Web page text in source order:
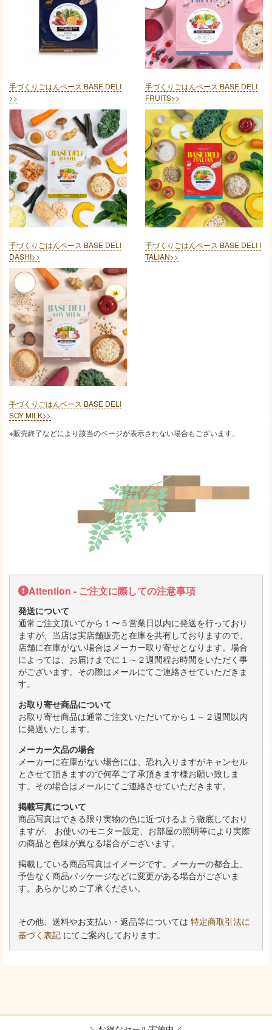
手づくりごはんベース BASE DELI
>>
手づくりごはんベース BASE DELI
FRUITS>>
手づくりごはんベース BASE DELI
DASHI>>
手づくりごはんベース BASE DELI I
TALIAN>>
手づくりごはんベース BASE DELI
SOY MILK>>
※販売終了などにより該当のページが表示されない場合もございます。
Attention - ご注文に際しての注意事項
発送について
通常ご注文頂いてから１〜５営業日以内に発送を行っており
ますが、当店は実店舗販売と在庫を共有しておりますので、
店舗に在庫がない場合はメーカー取り寄せとなります。場合
によっては、お届けまでに１～２週間程お時間をいただく事
がございます。その際はメールにてご連絡させていただきま
す。
お取り寄せ商品について
お取り寄せ商品は通常ご注文いただいてから１～２週間以内
に発送いたします。
メーカー欠品の場合
メーカーに在庫がない場合には、恐れ入りますがキャンセル
とさせて頂きますので何卒ご了承頂きます様お願い致しま
す。その場合はメールにてご連絡させていただきます。
掲載写真について
商品写真はできる限り実物の色に近づけるよう徹底しており
ますが、 お使いのモニター設定、お部屋の照明等により実際
の商品と色味が異なる場合がございます。
掲載している商品写真はイメージです。メーカーの都合上、
予告なく商品パッケージなどに変更がある場合がございま
す。あらかじめご了承ください。
その他、送料やお支払い・返品等については 特定商取引法に
基づく表記 にてご案内しております。